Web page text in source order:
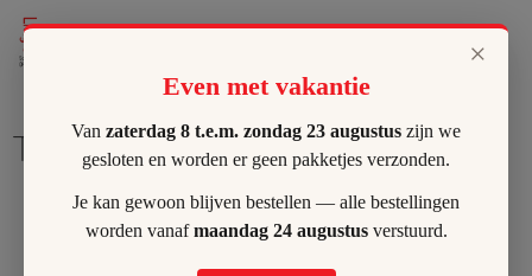
Tonic
×
Even met vakantie
Van zaterdag 8 t.e.m. zondag 23 augustus zijn we
gesloten en worden er geen pakketjes verzonden.
Je kan gewoon blijven bestellen — alle bestellingen
worden vanafmaandag 24 augustusverstuurd.